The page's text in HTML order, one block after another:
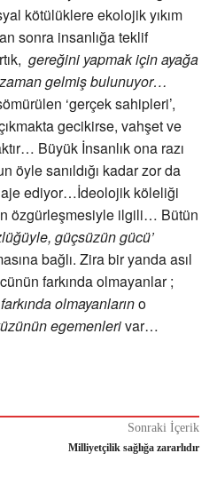
kötülüklere ekolojik yıkım
sonra insanlığa teklif
gereğini yapmak için ayağa
gelmiş bulunuyor…
‘gerçek sahipleri’,
gecikirse, vahşet ve
Büyük İnsanlık ona razı
öyle sanıldığı kadar zor da
ediyor…İdeolojik köleliği
özgürleşmesiyle ilgili… Bütün
güçsüzün gücü’
bağlı. Zira bir yanda asıl
farkında olmayanlar ;
olmayanlarıno
egemenlerivar…
Sonraki İçerik
Milliyetçilik sağlığa zararlıdır